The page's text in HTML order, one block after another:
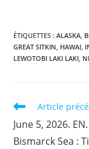
ÉTIQUETTES :ALASKA,
GREAT SITKIN, HAWAI,
LEWOTOBI LAKI LAKI,
Read
articles
Article
June 5, 2026.
Bismarck Sea :